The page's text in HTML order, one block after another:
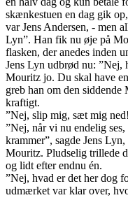
skænkestuen en dag gik
var Jens Andersen, - men
Lyn”. Han fik nu øje på
flasken, der anedes inden
Jens Lyn udbrød nu: ”Nej,
Mouritz jo. Du skal have
greb han om den
kraftigt.
”Nej, slip mig, sæt mig
”Nej, når vi nu endelig
krammer”, sagde Jens
Mouritz. Pludselig trillede
og lidt efter endnu én.
”Nej, hvad er det her dog
udmærket var klar over,